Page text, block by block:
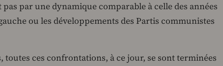
pas par une dynamique comparable à celle des années
ou les développements des Partis communistes
toutes ces confrontations, à ce jour, se sont terminées